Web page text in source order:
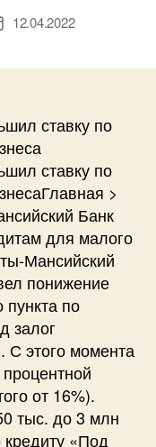
12.04.2022
ставку по
ставку по
>
Банк
для малого
Мансийский
понижение
по
залог
С этого момента
от 16%).
тыс. до 3 млн
кредиту «Под